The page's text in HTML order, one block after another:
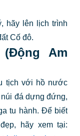
hãy lên lịch trình
Cố đô.
Am
tịch với hồ nước
đá dựng đứng,
tu hành. Để biết
hãy xem tại: